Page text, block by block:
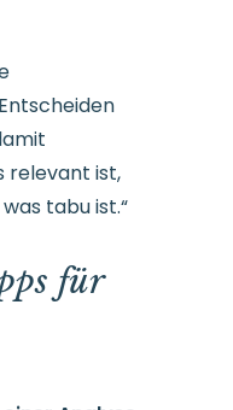
relevant ist,
tabu ist.“
für